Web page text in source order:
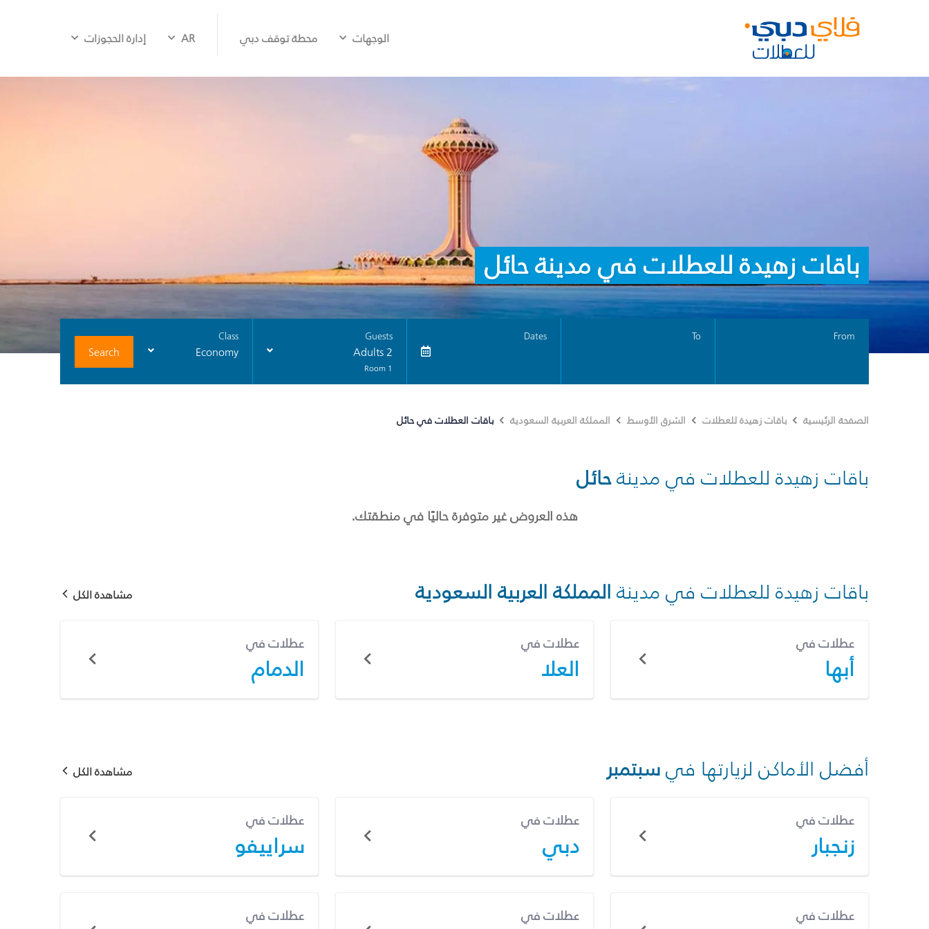
الوجهات محطة توقف دبي AR إدارة الحجوزات
باقات زهيدة للعطلات في مدينة حائل
From
To
Dates
Guests
2 Adults
1 Room
Class
Economy
Search
الصفحة الرئيسية باقات زهيدة للعطلات الشرق الأوسط المملكة العربية السعودية باقات العطلات في حائل
باقات زهيدة للعطلات في مدينةحائل
هذه العروض غير متوفرة حاليًا في منطقتك.
باقات زهيدة للعطلات في مدينة المملكة العربية السعودية مشاهدة الكل
عطلات في
أبها
عطلات في
العلا
عطلات في
الدمام
أفضل الأماكن لزيارتها فيسبتمبر مشاهدة الكل
عطلات في
زنجبار
عطلات في
دبي
عطلات في
سراييفو
عطلات في عطلات في عطلات في